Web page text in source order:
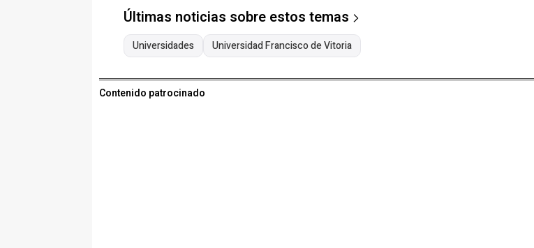
Últimas noticias sobre estos temas
Universidades Universidad Francisco de Vitoria
Contenido patrocinado